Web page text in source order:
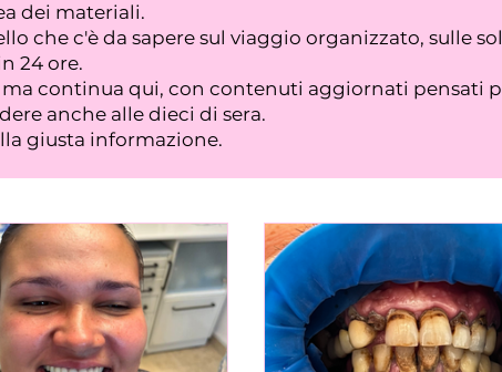
dei materiali.
che c'è da sapere sul viaggio organizzato, sulle
24 ore.
ma continua qui, con contenuti aggiornati pensati
anche alle dieci di sera.
giusta informazione.